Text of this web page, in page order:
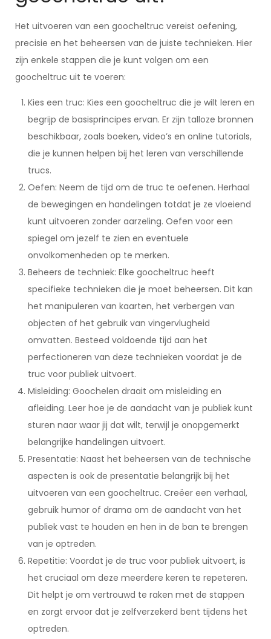
Het uitvoeren van een goocheltruc vereist oefening,
precisie en het beheersen van de juiste technieken. Hier
zijn enkele stappen die je kunt volgen om een
goocheltruc uit te voeren:
Kies een truc: Kies een goocheltruc die je wilt leren en
begrijp de basisprincipes ervan. Er zijn talloze bronnen
beschikbaar, zoals boeken, video’s en online tutorials,
die je kunnen helpen bij het leren van verschillende
trucs.
Oefen: Neem de tijd om de truc te oefenen. Herhaal
de bewegingen en handelingen totdat je ze vloeiend
kunt uitvoeren zonder aarzeling. Oefen voor een
spiegel om jezelf te zien en eventuele
onvolkomenheden op te merken.
Beheers de techniek: Elke goocheltruc heeft
specifieke technieken die je moet beheersen. Dit kan
het manipuleren van kaarten, het verbergen van
objecten of het gebruik van vingervlugheid
omvatten. Besteed voldoende tijd aan het
perfectioneren van deze technieken voordat je de
truc voor publiek uitvoert.
Misleiding: Goochelen draait om misleiding en
afleiding. Leer hoe je de aandacht van je publiek kunt
sturen naar waar jij dat wilt, terwijl je onopgemerkt
belangrijke handelingen uitvoert.
Presentatie: Naast het beheersen van de technische
aspecten is ook de presentatie belangrijk bij het
uitvoeren van een goocheltruc. Creëer een verhaal,
gebruik humor of drama om de aandacht van het
publiek vast te houden en hen in de ban te brengen
van je optreden.
Repetitie: Voordat je de truc voor publiek uitvoert, is
het cruciaal om deze meerdere keren te repeteren.
Dit helpt je om vertrouwd te raken met de stappen
en zorgt ervoor dat je zelfverzekerd bent tijdens het
optreden.